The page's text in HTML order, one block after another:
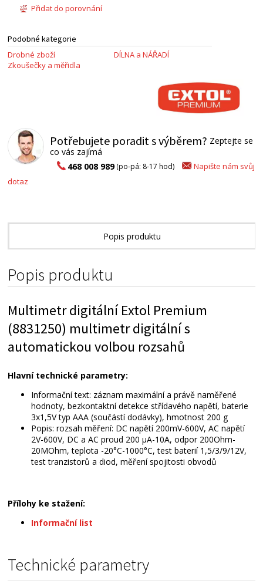
Přidat do porovnání
Podobné kategorie
Drobné zboží
Zkoušečky a měřidla
DÍLNA a NÁŘADÍ
Potřebujete poradit s výběrem? Zeptejte se
co vás zajímá
468 008 989(po-pá: 8-17 hod)
Napište nám svůj
dotaz
Popis produktu
Přílohy ke stažení
Alternativní zboží
Popis produktu
Multimetr digitální Extol Premium
(8831250) multimetr digitální s
automatickou volbou rozsahů
Hlavní technické parametry:
Informační text: záznam maximální a právě naměřené
hodnoty, bezkontaktní detekce střídavého napětí, baterie
3x1,5V typ AAA (součástí dodávky), hmotnost 200 g
Popis: rozsah měření: DC napětí 200mV-600V, AC napětí
2V-600V, DC a AC proud 200 µA-10A, odpor 200Ohm-
20MOhm, teplota -20°C-1000°C, test baterií 1,5/3/9/12V,
test tranzistorů a diod, měření spojitosti obvodů
Přílohy ke stažení:
Informační list
Technické parametry